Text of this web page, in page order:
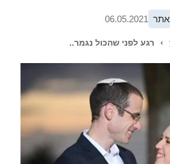
06.05.2021
› רגע לפני שהכול נגמר..